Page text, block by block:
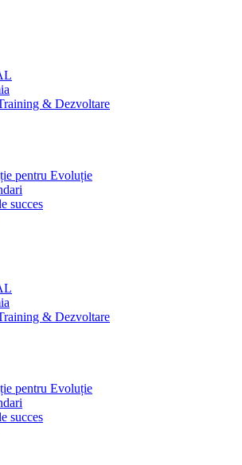
& Dezvoltare
pentru Evoluție
succes
& Dezvoltare
pentru Evoluție
succes